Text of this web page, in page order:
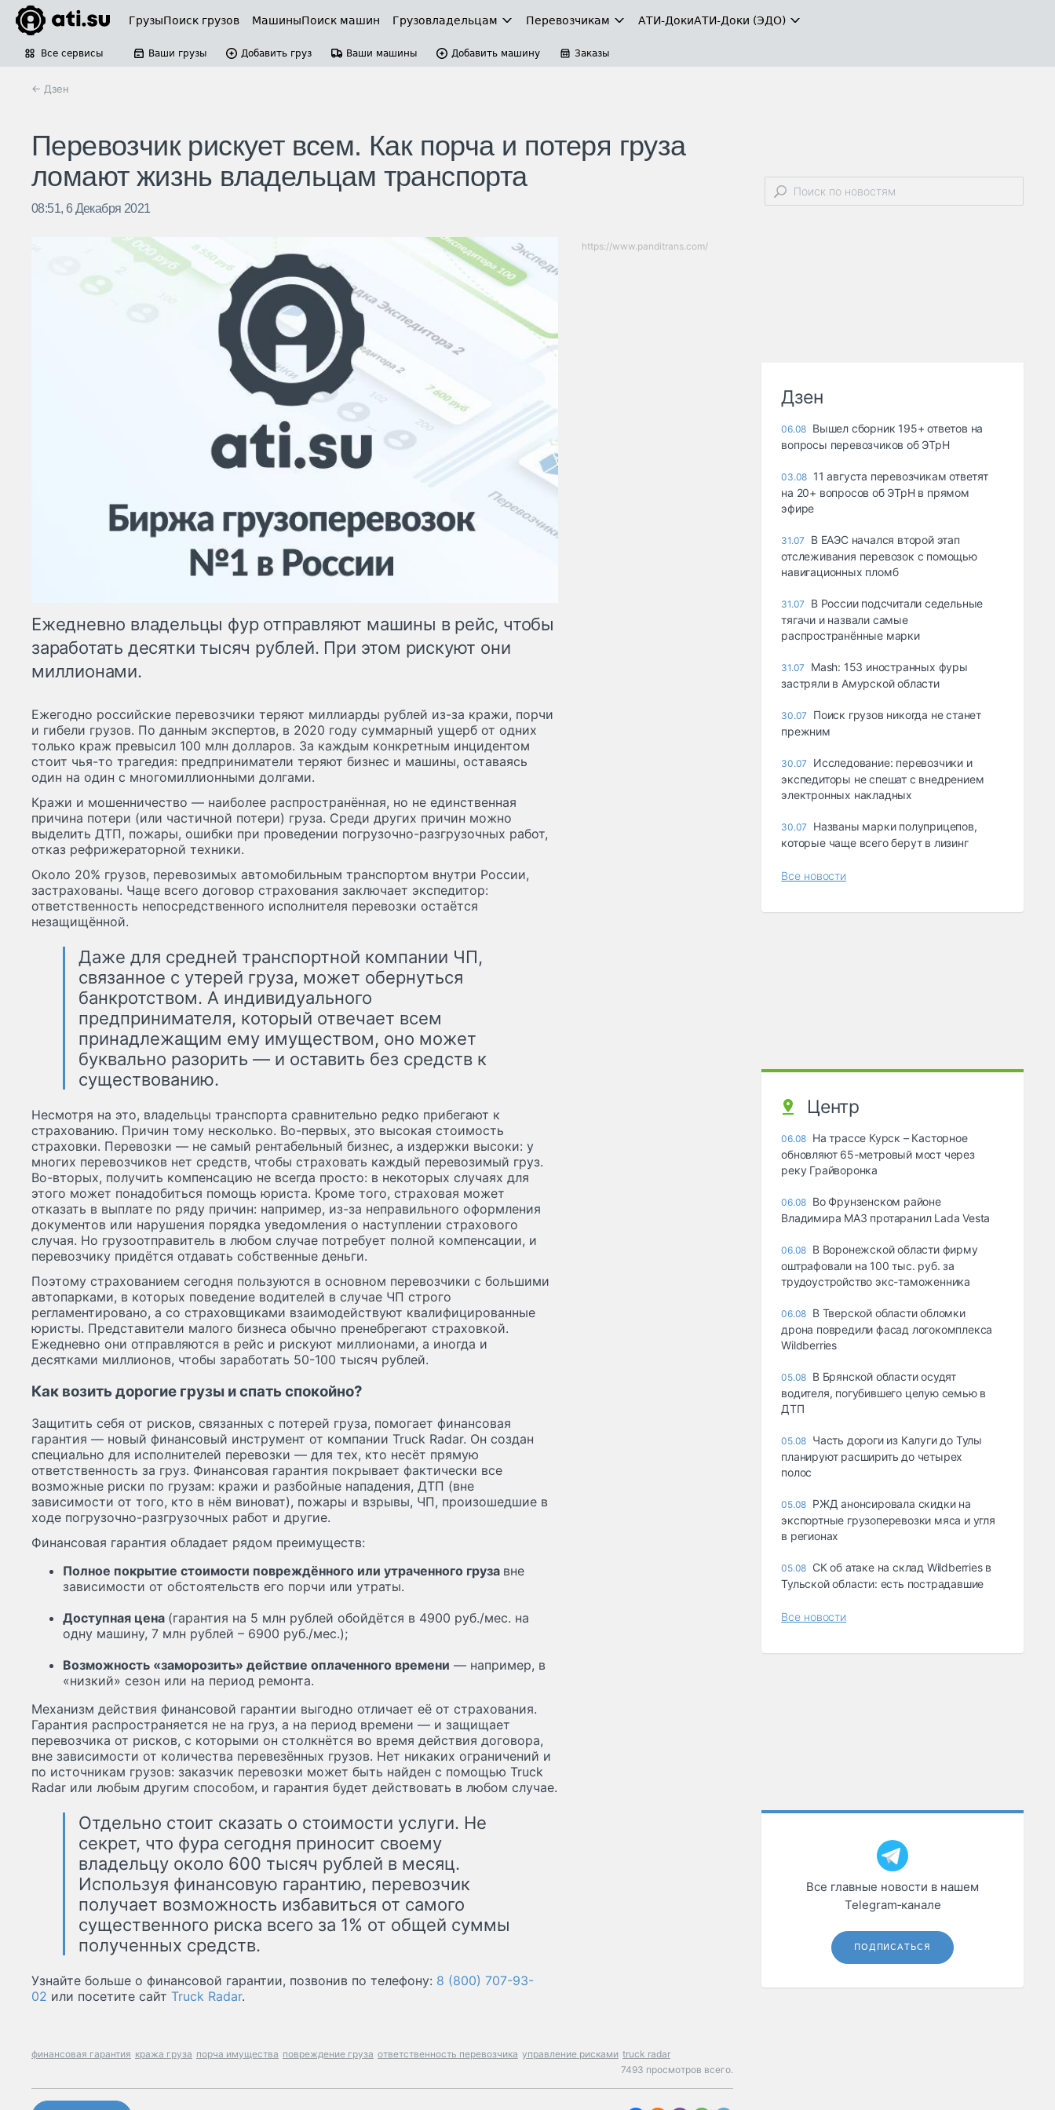
ГрузыПоиск грузов МашиныПоиск машин Грузовладельцам Перевозчикам АТИ-ДокиАТИ-Доки (ЭДО)
Все сервисы Ваши грузы Добавить груз Ваши машины Добавить машину Заказы
← Дзен
Перевозчик рискует всем. Как порча и потеря груза
ломают жизнь владельцам транспорта
08:51, 6 Декабря 2021
https://www.panditrans.com/
Ежедневно владельцы фур отправляют машины в рейс, чтобы
заработать десятки тысяч рублей. При этом рискуют они
миллионами.
Ежегодно российские перевозчики теряют миллиарды рублей из-за кражи, порчи
и гибели грузов. По данным экспертов, в 2020 году суммарный ущерб от одних
только краж превысил 100 млн долларов. За каждым конкретным инцидентом
стоит чья-то трагедия: предприниматели теряют бизнес и машины, оставаясь
один на один с многомиллионными долгами.
Кражи и мошенничество — наиболее распространённая, но не единственная
причина потери (или частичной потери) груза. Среди других причин можно
выделить ДТП, пожары, ошибки при проведении погрузочно-разгрузочных работ,
отказ рефрижераторной техники.
Около 20% грузов, перевозимых автомобильным транспортом внутри России,
застрахованы. Чаще всего договор страхования заключает экспедитор:
ответственность непосредственного исполнителя перевозки остаётся
незащищённой.
Даже для средней транспортной компании ЧП,
связанное с утерей груза, может обернуться
банкротством. А индивидуального
предпринимателя, который отвечает всем
принадлежащим ему имуществом, оно может
буквально разорить — и оставить без средств к
существованию.
Несмотря на это, владельцы транспорта сравнительно редко прибегают к
страхованию. Причин тому несколько. Во-первых, это высокая стоимость
страховки. Перевозки — не самый рентабельный бизнес, а издержки высоки: у
многих перевозчиков нет средств, чтобы страховать каждый перевозимый груз.
Во-вторых, получить компенсацию не всегда просто: в некоторых случаях для
этого может понадобиться помощь юриста. Кроме того, страховая может
отказать в выплате по ряду причин: например, из-за неправильного оформления
документов или нарушения порядка уведомления о наступлении страхового
случая. Но грузоотправитель в любом случае потребует полной компенсации, и
перевозчику придётся отдавать собственные деньги.
Поэтому страхованием сегодня пользуются в основном перевозчики с большими
автопарками, в которых поведение водителей в случае ЧП строго
регламентировано, а со страховщиками взаимодействуют квалифицированные
юристы. Представители малого бизнеса обычно пренебрегают страховкой.
Ежедневно они отправляются в рейс и рискуют миллионами, а иногда и
десятками миллионов, чтобы заработать 50-100 тысяч рублей.
Как возить дорогие грузы и спать спокойно?
Защитить себя от рисков, связанных с потерей груза, помогает финансовая
гарантия — новый финансовый инструмент от компании Truck Radar. Он создан
специально для исполнителей перевозки — для тех, кто несёт прямую
ответственность за груз. Финансовая гарантия покрывает фактически все
возможные риски по грузам: кражи и разбойные нападения, ДТП (вне
зависимости от того, кто в нём виноват), пожары и взрывы, ЧП, произошедшие в
ходе погрузочно-разгрузочных работ и другие.
Финансовая гарантия обладает рядом преимуществ:
Полное покрытие стоимости повреждённого или утраченного груза вне
зависимости от обстоятельств его порчи или утраты.
Доступная цена (гарантия на 5 млн рублей обойдётся в 4900 руб./мес. на
одну машину, 7 млн рублей – 6900 руб./мес.);
Возможность «заморозить» действие оплаченного времени — например, в
«низкий» сезон или на период ремонта.
Механизм действия финансовой гарантии выгодно отличает её от страхования.
Гарантия распространяется не на груз, а на период времени — и защищает
перевозчика от рисков, с которыми он столкнётся во время действия договора,
вне зависимости от количества перевезённых грузов. Нет никаких ограничений и
по источникам грузов: заказчик перевозки может быть найден с помощью Truck
Radar или любым другим способом, и гарантия будет действовать в любом случае.
Отдельно стоит сказать о стоимости услуги. Не
секрет, что фура сегодня приносит своему
владельцу около 600 тысяч рублей в месяц.
Используя финансовую гарантию, перевозчик
получает возможность избавиться от самого
существенного риска всего за 1% от общей суммы
полученных средств.
Узнайте больше о финансовой гарантии, позвонив по телефону: 8 (800) 707-93-
02 или посетите сайт Truck Radar.
финансовая гарантия кража груза порча имущества повреждение груза ответственность перевозчика управление рисками truck radar
7493 просмотров всего.
Дзен
06.08 Вышел сборник 195+ ответов на
вопросы перевозчиков об ЭТрН
03.08 11 августа перевозчикам ответят
на 20+ вопросов об ЭТрН в прямом
эфире
31.07
В ЕАЭС начался второй этап
отслеживания перевозок с помощью
навигационных пломб
31.07
В России подсчитали седельные
тягачи и назвали самые
распространённые марки
31.07
Mash: 153 иностранных фуры
застряли в Амурской области
30.07
Поиск грузов никогда не станет
прежним
30.07
Исследование: перевозчики и
экспедиторы не спешат с внедрением
электронных накладных
30.07
Названы марки полуприцепов,
которые чаще всего берут в лизинг
Все новости
Центр
06.08 На трассе Курск – Касторное
обновляют 65-метровый мост через
реку Грайворонка
06.08 Во Фрунзенском районе
Владимира МАЗ протаранил Lada Vesta
06.08 В Воронежской области фирму
оштрафовали на 100 тыс. руб. за
трудоустройство экс-таможенника
06.08 В Тверской области обломки
дрона повредили фасад логокомплекса
Wildberries
05.08 В Брянской области осудят
водителя, погубившего целую семью в
ДТП
05.08 Часть дороги из Калуги до Тулы
планируют расширить до четырех
полос
05.08 РЖД анонсировала скидки на
экспортные грузоперевозки мяса и угля
в регионах
05.08 СК об атаке на склад Wildberries в
Тульской области: есть пострадавшие
Все новости
Все главные новости в нашем
Telegram‑канале
ПОДПИСАТЬСЯ